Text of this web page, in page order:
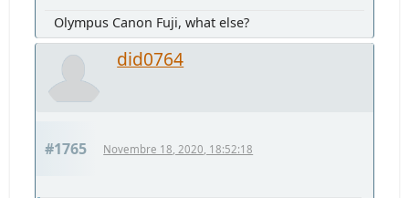
Olympus Canon Fuji, what else?
did0764
#1765 Novembre 18, 2020, 18:52:18